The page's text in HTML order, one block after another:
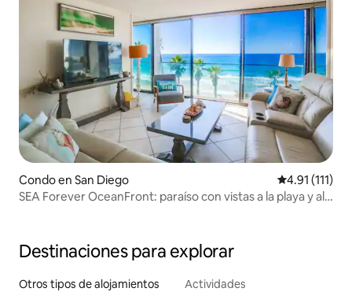
Condo en San Diego Calificación
4.91 (111)
SEA Forever OceanFront: paraíso con vistas a la playa y al
Destinaciones para explorar
Otros tipos de alojamientos Actividades